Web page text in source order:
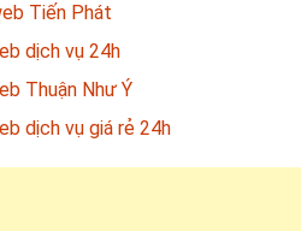
Tiến Phát
dịch vụ 24h
Thuận Như Ý
dịch vụ giá rẻ 24h